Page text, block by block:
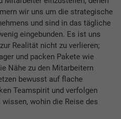
wir uns um die strategische
und sind in das tägliche
eingebunden. Es ist uns
Realität nicht zu verlieren;
und packen Pakete wie
Nähe zu den Mitarbeitern
bewusst auf flache
Teamspirit und verfolgen
wohin die Reise des